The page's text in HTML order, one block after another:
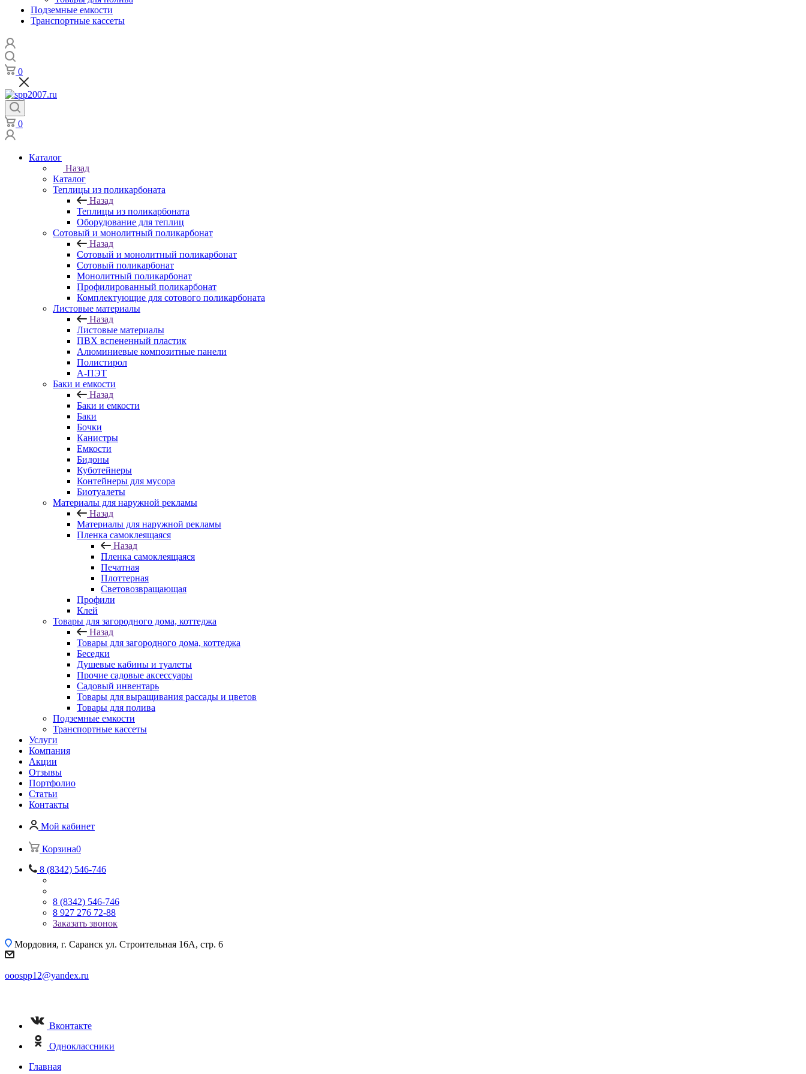
Подземные емкости
Транспортные кассеты
0
0
Каталог
Назад
Каталог
Теплицы из поликарбоната
Назад
Теплицы из поликарбоната
Оборудование для теплиц
Сотовый и монолитный поликарбонат
Назад
Сотовый и монолитный поликарбонат
Сотовый поликарбонат
Монолитный поликарбонат
Профилированный поликарбонат
Комплектующие для сотового поликарбоната
Листовые материалы
Назад
Листовые материалы
ПВХ вспененный пластик
Алюминиевые композитные панели
Полистирол
А-ПЭТ
Баки и емкости
Назад
Баки и емкости
Баки
Бочки
Канистры
Емкости
Бидоны
Куботейнеры
Контейнеры для мусора
Биотуалеты
Материалы для наружной рекламы
Назад
Материалы для наружной рекламы
Пленка самоклеящаяся
Назад
Пленка самоклеящаяся
Печатная
Плоттерная
Световозвращающая
Профили
Клей
Товары для загородного дома, коттеджа
Назад
Товары для загородного дома, коттеджа
Беседки
Душевые кабины и туалеты
Прочие садовые аксессуары
Садовый инвентарь
Товары для выращивания рассады и цветов
Товары для полива
Подземные емкости
Транспортные кассеты
Услуги
Компания
Акции
Отзывы
Портфолио
Статьи
Контакты
Мой кабинет
Корзина0
8 (8342) 546-746
8 (8342) 546-746
8 927 276 72-88
Заказать звонок
Мордовия, г. Саранск ул. Строительная 16A, стр. 6
ooospp12@yandex.ru
Вконтакте
Одноклассники
Главная